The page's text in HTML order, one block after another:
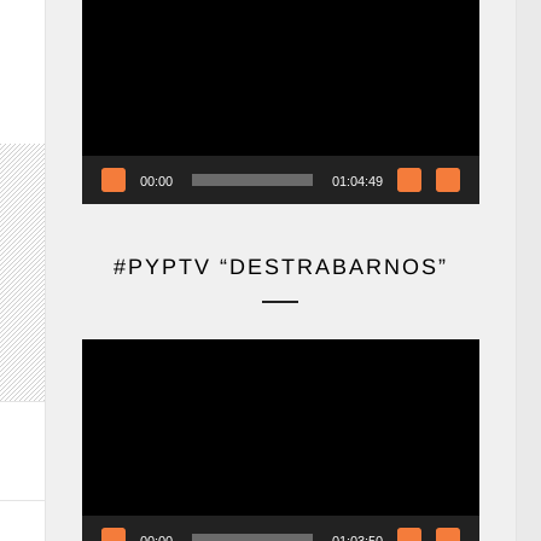
00:00 01:04:49
#PYPTV “DESTRABARNOS”